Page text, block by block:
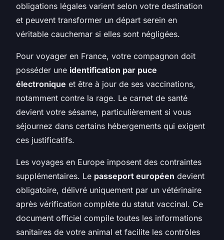
obligations légales varient selon votre destination
et peuvent transformer un départ serein en
véritable cauchemar si elles sont négligées.
Pour voyager en France, votre compagnon doit
posséder une identification par puce
électronique et être à jour de ses vaccinations,
notamment contre la rage. Le carnet de santé
devient votre sésame, particulièrement si vous
séjournez dans certains hébergements qui exigent
ces justificatifs.
Les voyages en Europe imposent des contraintes
supplémentaires. Le passeport européen devient
obligatoire, délivré uniquement par un vétérinaire
après vérification complète du statut vaccinal. Ce
document officiel compile toutes les informations
sanitaires de votre animal et facilite les contrôles